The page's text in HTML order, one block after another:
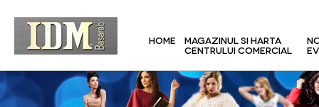
HOME
MAGAZINUL SI HARTA
CENTRULUI COMERCIAL